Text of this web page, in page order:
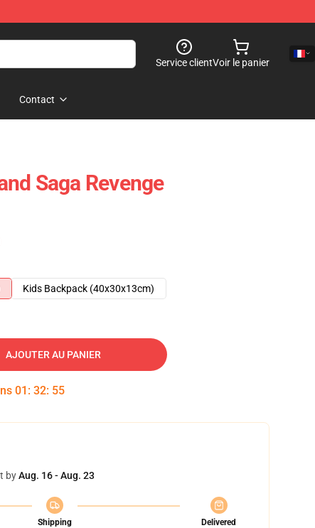
Service clientVoir le panier
Contact
Saga Revenge
Kids Backpack (40x30x13cm)
AJOUTER AU PANIER
01 : 32: 54
byAug. 16 - Aug. 23
Shipping
Delivered